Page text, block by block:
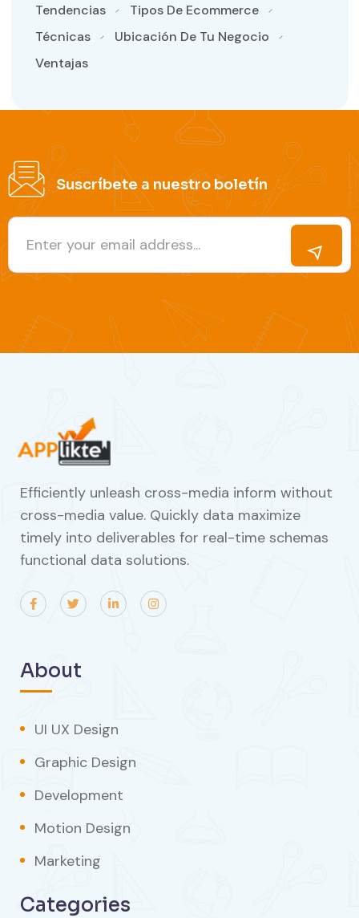
Tendencias
Tipos De Ecommerce
Técnicas
Ubicación De Tu Negocio
Ventajas
Suscríbete a nuestro boletín
Efficiently unleash cross-media inform without
cross-media value. Quickly data maximize
timely into deliverables for real-time schemas
functional data solutions.
About
UI UX Design
Graphic Design
Development
Motion Design
Marketing
Categories